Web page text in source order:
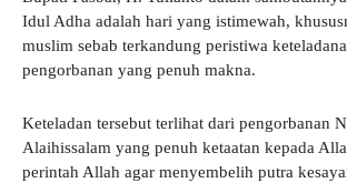
Idul Adha adalah hari yang istimewah,
muslim sebab terkandung peristiwa
pengorbanan yang penuh makna.
Keteladan tersebut terlihat dari pengorbanan
Alaihissalam yang penuh ketaatan kepada
perintah Allah agar menyembelih putra